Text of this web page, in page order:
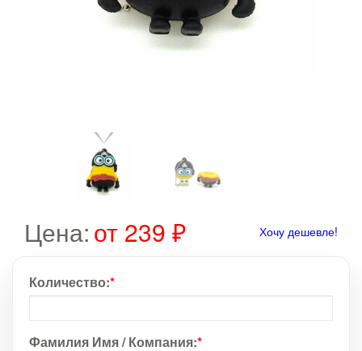
Цена:от 239 ₽ Хочу дешевле!
Количество:*
Фамилия Имя / Компания:*